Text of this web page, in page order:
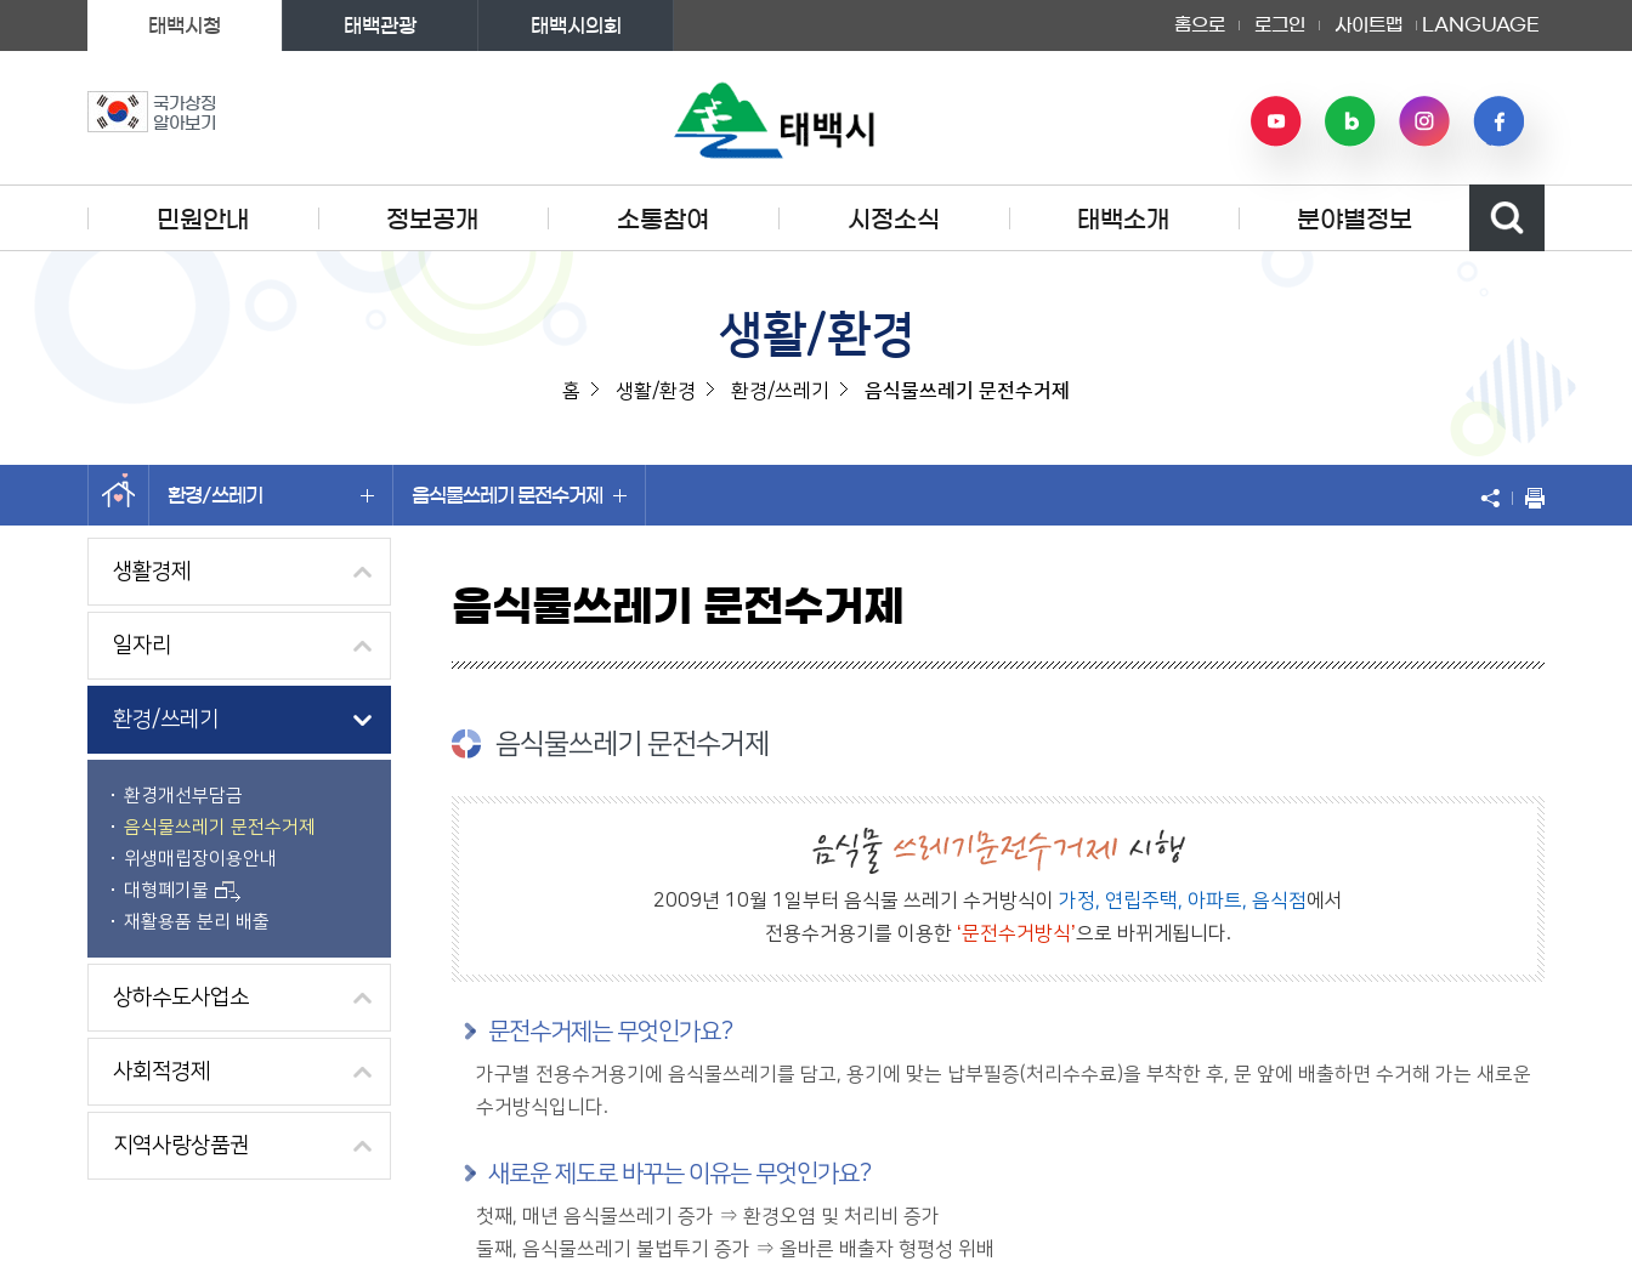
국가상징
알아보기
태백시청 태백관광 태백시의회 홈으로 로그인 사이트맵 LANGUAGE
민원안내 정보공개 소통참여 시정소식 태백소개 분야별정보
생활/환경
홈 생활/환경 환경/쓰레기 음식물쓰레기 문전수거제
환경/쓰레기 음식물쓰레기 문전수거제
왼쪽메뉴
생활경제
일자리
환경/쓰레기
환경개선부담금
음식물쓰레기 문전수거제
위생매립장이용안내
대형폐기물
재활용품 분리 배출
상하수도사업소
사회적경제
지역사랑상품권
음식물쓰레기 문전수거제
음식물쓰레기 문전수거제
2009년 10월 1일부터 음식물 쓰레기 수거방식이 가정, 연립주택, 아파트, 음식점에서
전용수거용기를 이용한 ‘문전수거방식’으로 바뀌게됩니다.
문전수거제는 무엇인가요?
가구별 전용수거용기에 음식물쓰레기를 담고, 용기에 맞는 납부필증(처리수수료)을 부착한 후, 문 앞에 배출하면 수거해 가는 새로운
수거방식입니다.
새로운 제도로 바꾸는 이유는 무엇인가요?
첫째, 매년 음식물쓰레기 증가 ⇒ 환경오염 및 처리비 증가
둘째, 음식물쓰레기 불법투기 증가 ⇒ 올바른 배출자 형평성 위배